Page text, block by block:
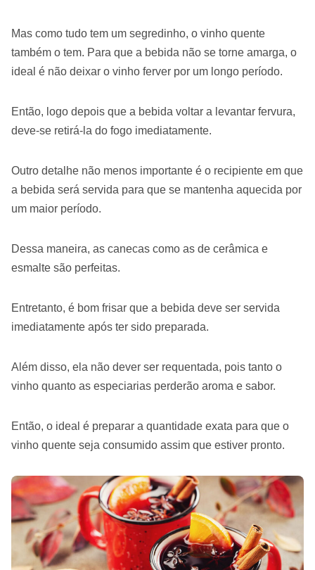
Mas como tudo tem um segredinho, o vinho quente
também o tem. Para que a bebida não se torne amarga, o
ideal é não deixar o vinho ferver por um longo período.
Então, logo depois que a bebida voltar a levantar fervura,
deve-se retirá-la do fogo imediatamente.
Outro detalhe não menos importante é o recipiente em que
a bebida será servida para que se mantenha aquecida por
um maior período.
Dessa maneira, as canecas como as de cerâmica e
esmalte são perfeitas.
Entretanto, é bom frisar que a bebida deve ser servida
imediatamente após ter sido preparada.
Além disso, ela não dever ser requentada, pois tanto o
vinho quanto as especiarias perderão aroma e sabor.
Então, o ideal é preparar a quantidade exata para que o
vinho quente seja consumido assim que estiver pronto.